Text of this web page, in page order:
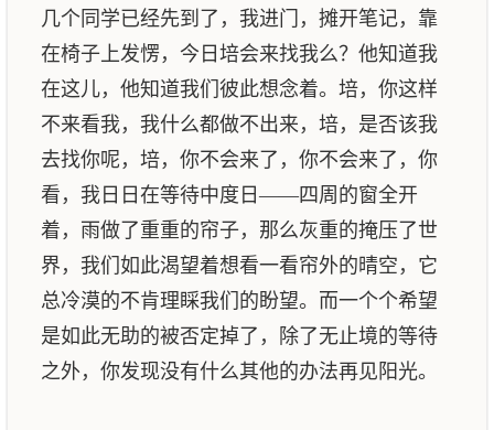
几个同学已经先到了，我进门，摊开笔记，靠
在椅子上发愣，今日培会来找我么？他知道我
在这儿，他知道我们彼此想念着。培，你这样
不来看我，我什么都做不出来，培，是否该我
去找你呢，培，你不会来了，你不会来了，你
看，我日日在等待中度日——四周的窗全开
着，雨做了重重的帘子，那么灰重的掩压了世
界，我们如此渴望着想看一看帘外的晴空，它
总冷漠的不肯理睬我们的盼望。而一个个希望
是如此无助的被否定掉了，除了无止境的等待
之外，你发现没有什么其他的办法再见阳光。